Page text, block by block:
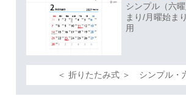
シンプル（六
まり/月曜始ま
用
＜ 折りたたみ式 ＞ シンプル・